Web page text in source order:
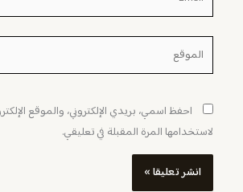
الموقع
احفظ اسمي، بريدي الإلكتروني، والموقع
لاستخدامها المرة المقبلة في تعليقي.